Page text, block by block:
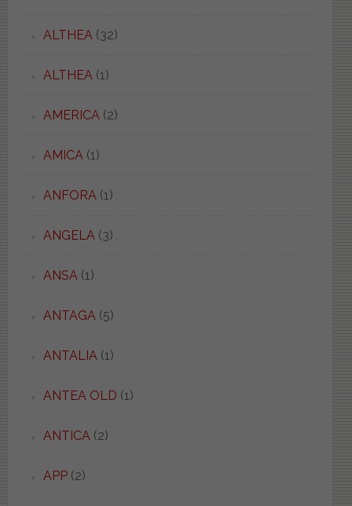
ALTHEA(32)
ALTHEA(1)
AMERICA(2)
AMICA(1)
ANFORA(1)
ANGELA(3)
ANSA(1)
ANTAGA(5)
ANTALIA(1)
ANTEA OLD (1)
ANTICA(2)
APP(2)